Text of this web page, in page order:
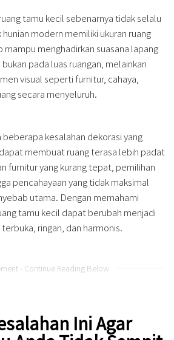
tamu kecil sebenarnya tidak selalu
modern memiliki ukuran ruang
menghadirkan suasana lapang
pada luas ruangan, melainkan
visual seperti furnitur, cahaya,
secara menyeluruh.
kesalahan dekorasi yang
membuat ruang terasa lebih padat
furnitur yang kurang tepat, pemilihan
pencahayaan yang tidak maksimal
utama. Dengan memahami
tamu kecil dapat berubah menjadi
ringan, dan harmonis.
- Continue Reading Below
Ini Agar